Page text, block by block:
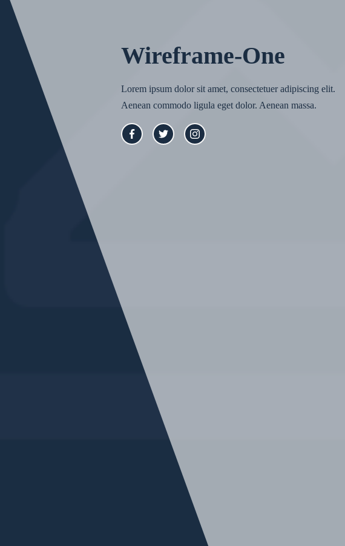
Wireframe-One
Lorem ipsum dolor sit amet, consectetuer adipiscing elit.
Aenean commodo ligula eget dolor. Aenean massa.